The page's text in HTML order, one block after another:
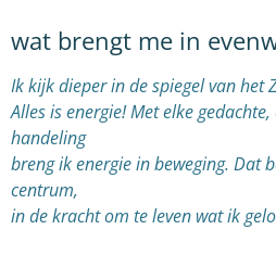
wat brengt me in
Ik kijk dieper in de spiegel van het
Alles is energie! Met elke
handeling
breng ik energie in beweging. Dat
centrum,
in de kracht om te leven wat ik